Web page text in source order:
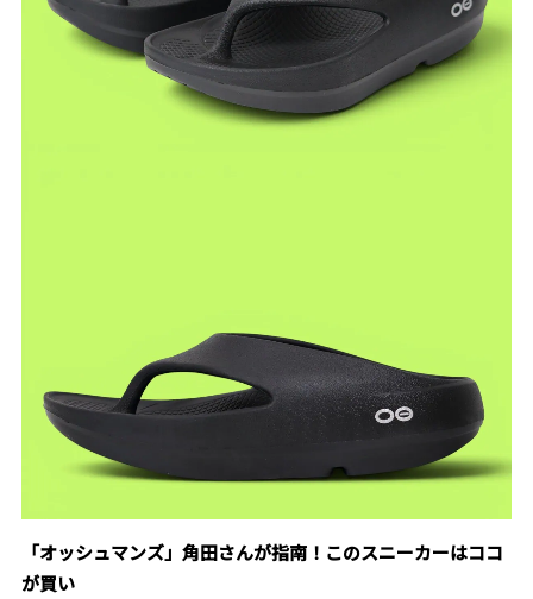
「オッシュマンズ」角田さんが指南！ このスニーカーはココ
が買い